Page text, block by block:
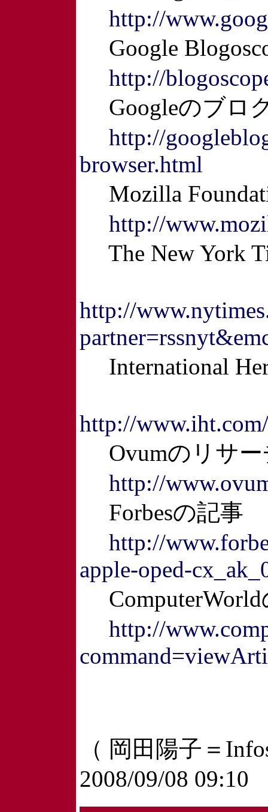
http://
Google
http://
Googleのブロ
http://
browser.html
Mozilla
http://
The New York
http://
International
http://
Ovumのリサー
http://
Forbesの記事
http://
apple-oped-
ComputerWorld
http://
（ 岡田陽子＝
2008/09/08 09:10